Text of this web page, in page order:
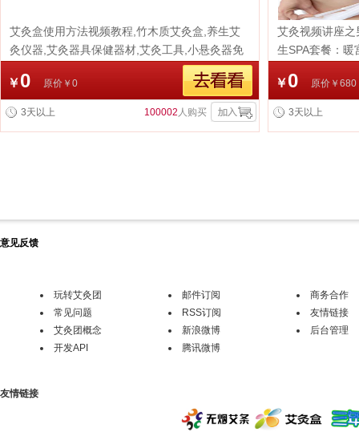
艾灸盒使用方法视频教程,竹木质艾灸盒,养生艾
灸仪器,艾灸器具保健器材,艾灸工具,小悬灸器免
￥0 原价￥0
3天以上 100002 人购买
艾灸视频讲座
生SPA套餐：
己才会更有魅
￥0 原价￥680
3天以上
意见反馈
玩转艾灸团
常见问题
艾灸团概念
开发API
邮件订阅
RSS订阅
新浪微博
腾讯微博
商务合作
友情链接
后台管理
友情链接